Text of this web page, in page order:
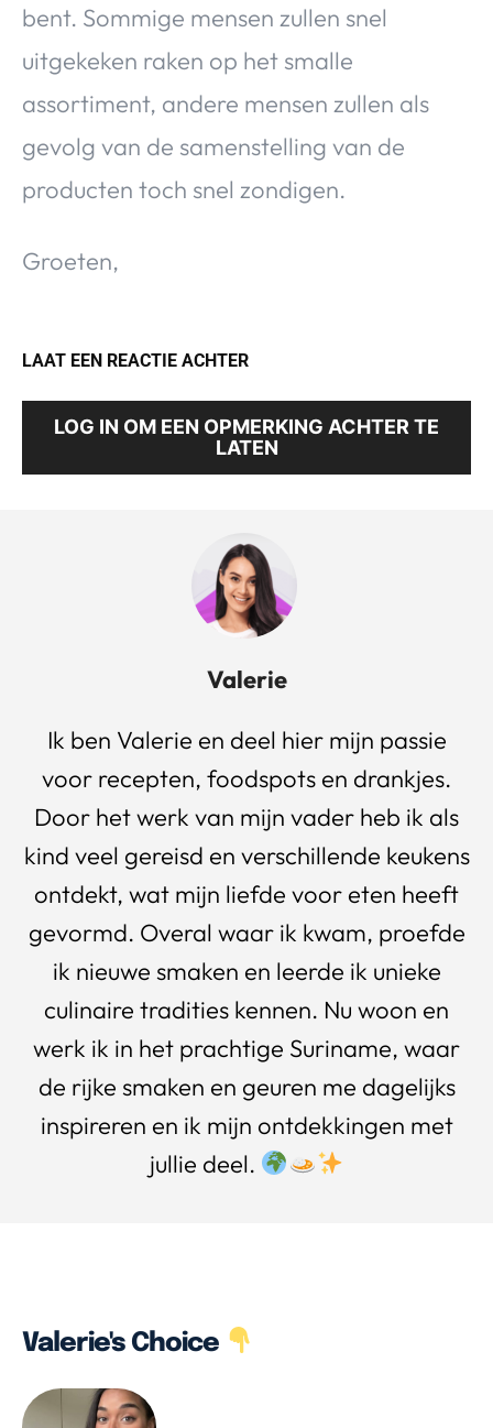
bent. Sommige mensen zullen snel
uitgekeken raken op het smalle
assortiment, andere mensen zullen als
gevolg van de samenstelling van de
producten toch snel zondigen.
Groeten,
LAAT EEN REACTIE ACHTER
LOG IN OM EEN OPMERKING ACHTER TE
LATEN
Valerie
Ik ben Valerie en deel hier mijn passie
voor recepten, foodspots en drankjes.
Door het werk van mijn vader heb ik als
kind veel gereisd en verschillende keukens
ontdekt, wat mijn liefde voor eten heeft
gevormd. Overal waar ik kwam, proefde
ik nieuwe smaken en leerde ik unieke
culinaire tradities kennen. Nu woon en
werk ik in het prachtige Suriname, waar
de rijke smaken en geuren me dagelijks
inspireren en ik mijn ontdekkingen met
jullie deel.
Valerie's Choice